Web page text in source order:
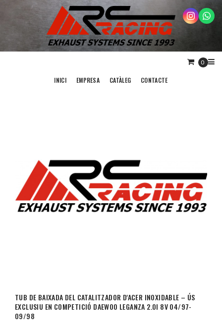
0
INICI EMPRESA CATÀLEG CONTACTE
TUB DE BAIXADA DEL CATALITZADOR D'ACER INOXIDABLE – ÚS
EXCLUSIU EN COMPETICIÓ DAEWOO LEGANZA 2.0I 8V 04/97-
09/98